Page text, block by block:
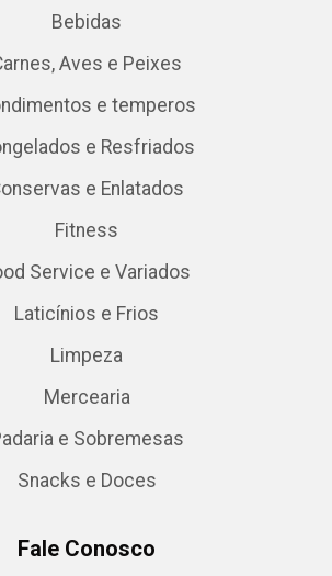
Bebidas
Aves e Peixes
e temperos
e Resfriados
e Enlatados
Fitness
Service e Variados
Laticínios e Frios
Limpeza
Mercearia
e Sobremesas
Snacks e Doces
Fale Conosco